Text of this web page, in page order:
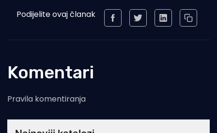
Podijelite ovaj članak
Komentari
Pravila komentiranja